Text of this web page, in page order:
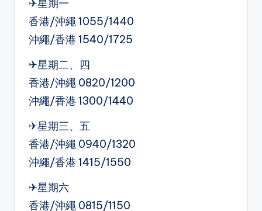
✈星期一
香港/沖繩 1055/1440
沖繩/香港 1540/1725
✈星期二、四
香港/沖繩 0820/1200
沖繩/香港 1300/1440
✈星期三、五
香港/沖繩 0940/1320
沖繩/香港 1415/1550
✈星期六
香港/沖繩 0815/1150